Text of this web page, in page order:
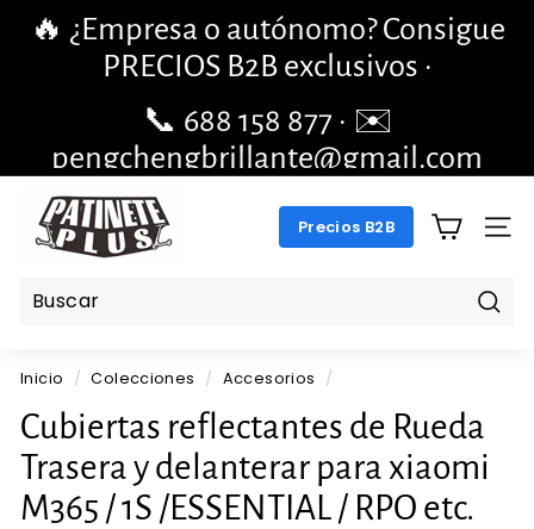
directamente
diapositivas
pausa
🔥 ¿Empresa o autónomo? Consigue
PRECIOS B2B exclusivos ·
📞 688 158 877 · ✉️
pengchengbrillante@gmail.com
A
T
E
P
L
U
Precios B2B
Inicio / Colecciones / Accesorios /
Cubiertas reflectantes de Rueda
Trasera y delanterar para xiaomi
M365 / 1S /ESSENTIAL / RPO etc.